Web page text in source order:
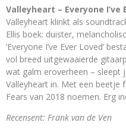
Valleyheart – Everyone I’ve
Valleyheart klinkt als
Ellis boek: duister,
‘Everyone I’ve Ever Loved’
vol breed uitgewaaierde
wat galm eroverheen – sleept
Valleyheart in. Met een beetje
Fears van 2018 noemen. Erg
Recensent: Frank van de Ven